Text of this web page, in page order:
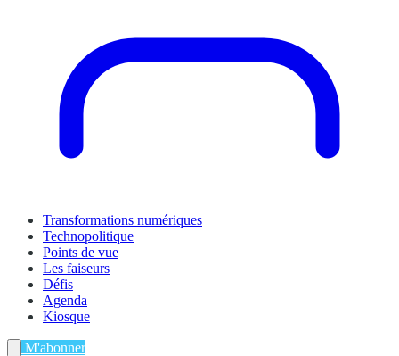
Transformations numériques
Technopolitique
Points de vue
Les faiseurs
Défis
Agenda
Kiosque
M'abonner